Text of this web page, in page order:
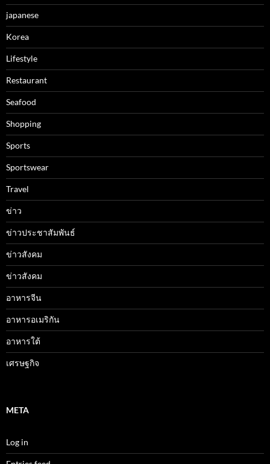
japanese
Korea
Lifestyle
Restaurant
Seafood
Shopping
Sports
Sportswear
Travel
ข่าว
ข่าวประชาสัมพันธ์
ข่าวสังคม
ข่าวสังคม
อาหารจีน
อาหารอเมริกัน
อาหารใต้
เศรษฐกิจ
META
Log in